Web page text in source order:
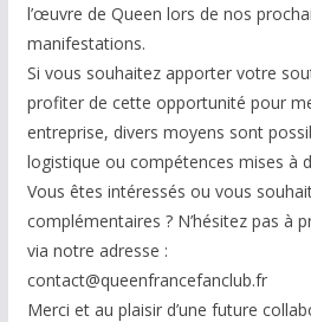
l’œuvre de Queen lors de nos
manifestations.
Si vous souhaitez apporter votre
profiter de cette opportunité pour
entreprise, divers moyens sont
logistique ou compétences mises à
Vous êtes intéressés ou vous
complémentaires ? N’hésitez pas à
via notre adresse :
contact@queenfrancefanclub.fr
Merci et au plaisir d’une future